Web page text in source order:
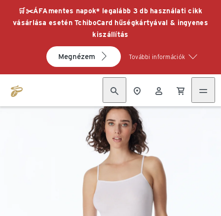
🛒✂️ÁFAmentes napok* legalább 3 db használati cikk
vásárlása esetén TchiboCard hűségkártyával & ingyenes
kiszállítás
Megnézem További információk